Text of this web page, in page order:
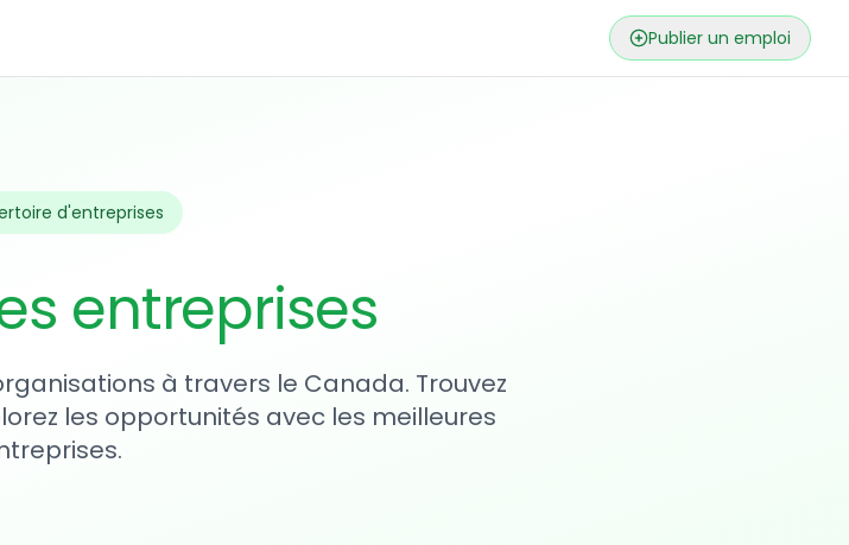
Publier un emploi
d'entreprises
entreprises
à travers le Canada. Trouvez
les opportunités avec les meilleures